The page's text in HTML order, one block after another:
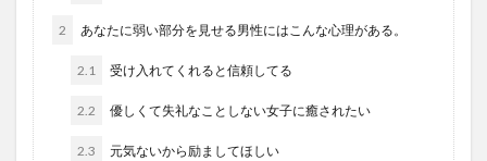
2 あなたに弱い部分を見せる男性にはこんな心理がある。
2.1 受け入れてくれると信頼してる
2.2 優しくて失礼なことしない女子に癒されたい
2.3 元気ないから励ましてほしい